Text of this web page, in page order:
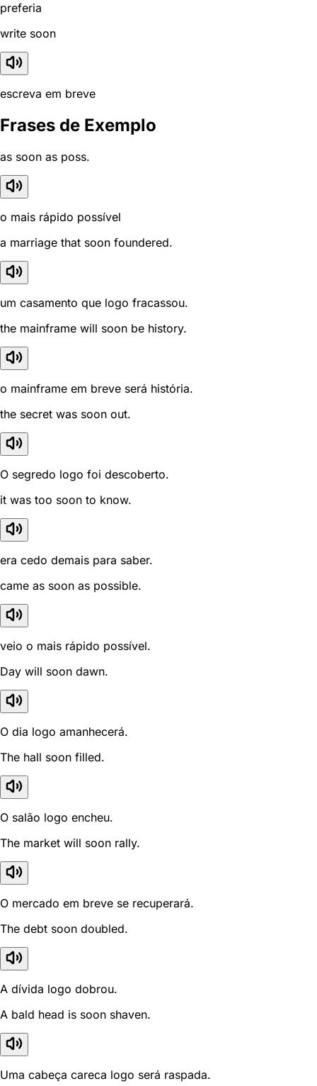
preferia
write soon
escreva em breve
Frases de Exemplo
as soon as poss.
o mais rápido possível
a marriage that soon foundered.
um casamento que logo fracassou.
the mainframe will soon be history.
o mainframe em breve será história.
the secret was soon out.
O segredo logo foi descoberto.
it was too soon to know.
era cedo demais para saber.
came as soon as possible.
veio o mais rápido possível.
Day will soon dawn.
O dia logo amanhecerá.
The hall soon filled.
O salão logo encheu.
The market will soon rally.
O mercado em breve se recuperará.
The debt soon doubled.
A dívida logo dobrou.
A bald head is soon shaven.
Uma cabeça careca logo será raspada.